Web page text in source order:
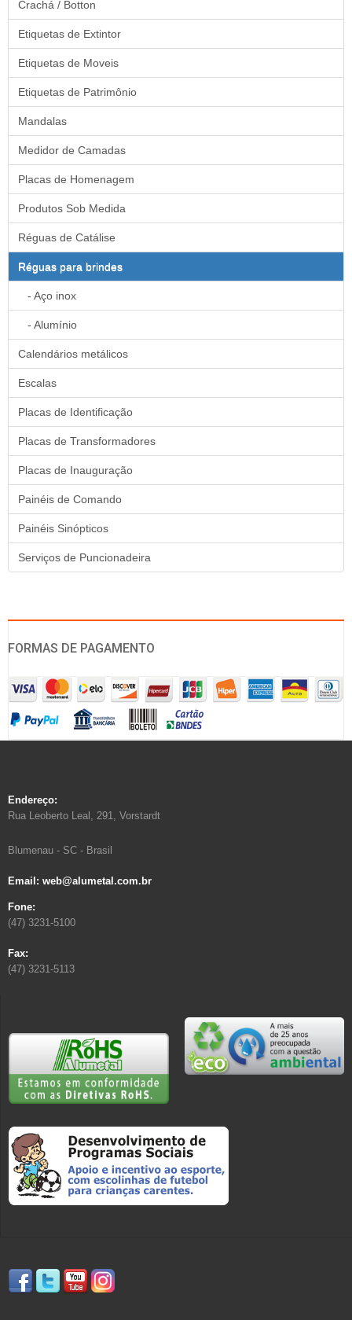
Crachá / Botton
Etiquetas de Extintor
Etiquetas de Moveis
Etiquetas de Patrimônio
Mandalas
Medidor de Camadas
Placas de Homenagem
Produtos Sob Medida
Réguas de Catálise
Réguas para brindes
- Aço inox
- Alumínio
Calendários metálicos
Escalas
Placas de Identificação
Placas de Transformadores
Placas de Inauguração
Painéis de Comando
Painéis Sinópticos
Serviços de Puncionadeira
FORMAS DE PAGAMENTO
Endereço:
Rua Leoberto Leal, 291, Vorstardt
Blumenau - SC - Brasil
Email: web@alumetal.com.br
Fone:
(47) 3231-5100
Fax:
(47) 3231-5113